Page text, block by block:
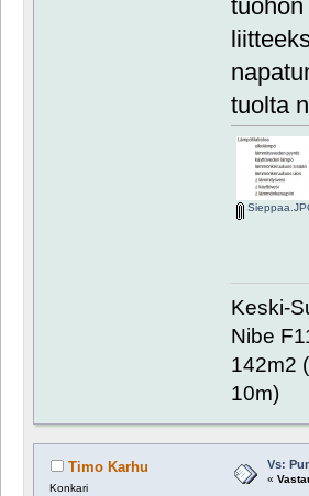
tuolta
Keski-
Nibe
142m2
10m)
Timo Karhu
Konkari
Vs:
«